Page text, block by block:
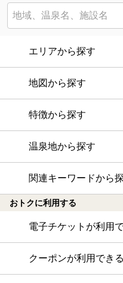
エリアから探す
地図から探す
特徴から探す
温泉地から探す
関連キーワードから
おトクに利用する
電子チケットが利用
クーポンが利用でき